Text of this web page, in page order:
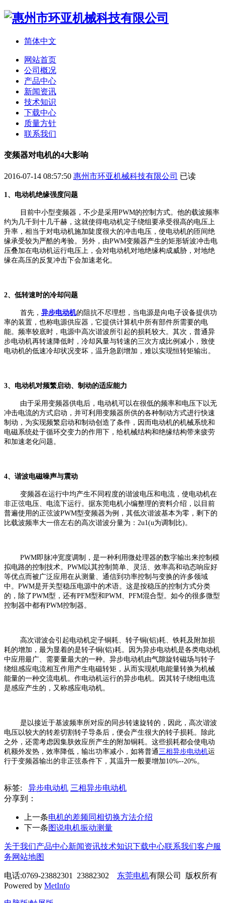
简体中文
网站首页
公司概况
产品中心
新闻资讯
技术知识
下载中心
质量方针
联系我们
变频器对电机的4大影响
2016-07-14 08:57:50 惠州市环亚机械科技有限公司 已读
1、电动机绝缘强度问题
目前中小型变频器，不少是采用PWM的控制方式。他的载波频率
约为几千到十几千赫，这就使得电动机定子绕组要承受很高的电压上
升率，相当于对电动机施加陡度很大的冲击电压，使电动机的匝间绝
缘承受较为严酷的考验。另外，由PWM变频器产生的矩形斩波冲击电
压叠加在电动机运行电压上，会对电动机对地绝缘构成威胁，对地绝
缘在高压的反复冲击下会加速老化。
2、低转速时的冷却问题
首先， 异步电动机的阻抗不尽理想，当电源是向电子设备提供功
率的装置，也称电源供应器，它提供计算机中所有部件所需要的电
能。频率较底时，电源中高次谐波所引起的损耗较大。其次，普通异
步电动机再转速降低时，冷却风量与转速的三次方成比例减小，致使
电动机的低速冷却状况变坏，温升急剧增加，难以实现恒转矩输出。
3、电动机对频繁启动、制动的适应能力
由于采用变频器供电后，电动机可以在很低的频率和电压下以无
冲击电流的方式启动，并可利用变频器所供的各种制动方式进行快速
制动，为实现频繁启动和制动创造了条件，因而电动机的机械系统和
电磁系统处于循环交变力的作用下，给机械结构和绝缘结构带来疲劳
和加速老化问题。
4、谐波电磁噪声与震动
变频器在运行中均产生不同程度的谐波电压和电流，使电动机在
非正弦电压、电流下运行。据东莞电机小编整理的资料介绍，以目前
普遍使用的正弦波PWM型变频器为例，其低次谐波基本为零，剩下的
比载波频率大一倍左右的高次谐波分量为：2u1(u为调制比)。
PWM即脉冲宽度调制，是一种利用微处理器的数字输出来控制模
拟电路的控制技术。PWM以其控制简单、灵活、效率高和动态响应好
等优点而被广泛应用在从测量、通信到功率控制与变换的许多领域
中。PWM是开关型稳压电源中的术语。这是按稳压的控制方式分类
的，除了PWM型，还有PFM型和PWM、PFM混合型。如今的很多微型
控制器中都有PWM控制器。
高次谐波会引起电动机定子铜耗、转子铜(铝)耗、铁耗及附加损
耗的增加，最为显着的是转子铜(铝)耗。因为异步电动机是各类电动机
中应用最广、需要量最大的一种。异步电动机由气隙旋转磁场与转子
绕组感应电流相互作用产生电磁转矩，从而实现机电能量转换为机械
能量的一种交流电机。作电动机运行的异步电机。因其转子绕组电流
是感应产生的，又称感应电动机。
是以接近于基波频率所对应的同步转速旋转的，因此，高次谐波
电压以较大的转差切割转子导条后，便会产生很大的转子损耗。除此
之外，还需考虑因集肤效应所产生的附加铜耗。这些损耗都会使电动
机额外发热，效率降低，输出功率减小，如将普通三相异步电动机运
行于变频器输出的非正弦条件下，其温升一般要增加10%--20%。
标签: 异步电动机 三相异步电动机
分享到：
上一条电机的差频同相切换方法介绍
下一条图说电机振动测量
关于我们产品中心新闻资讯技术知识下载中心联系我们客户服
务网站地图
电话:0769-23882301 23882302 东莞电机有限公司 版权所有
Powered by MetInfo